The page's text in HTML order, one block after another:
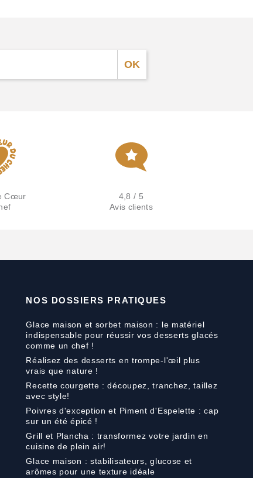
Cœur
4,8 / 5
Avis clients
NOS DOSSIERS PRATIQUES
Glace maison et sorbet maison : le matériel
indispensable pour réussir vos desserts glacés
comme un chef !
Réalisez des desserts en trompe-l'œil plus
vrais que nature !
Recette courgette : découpez, tranchez, taillez
avec style!
Poivres d'exception et Piment d'Espelette : cap
sur un été épicé !
Grill et Plancha : transformez votre jardin en
cuisine de plein air!
Glace maison : stabilisateurs, glucose et
arômes pour une texture idéale